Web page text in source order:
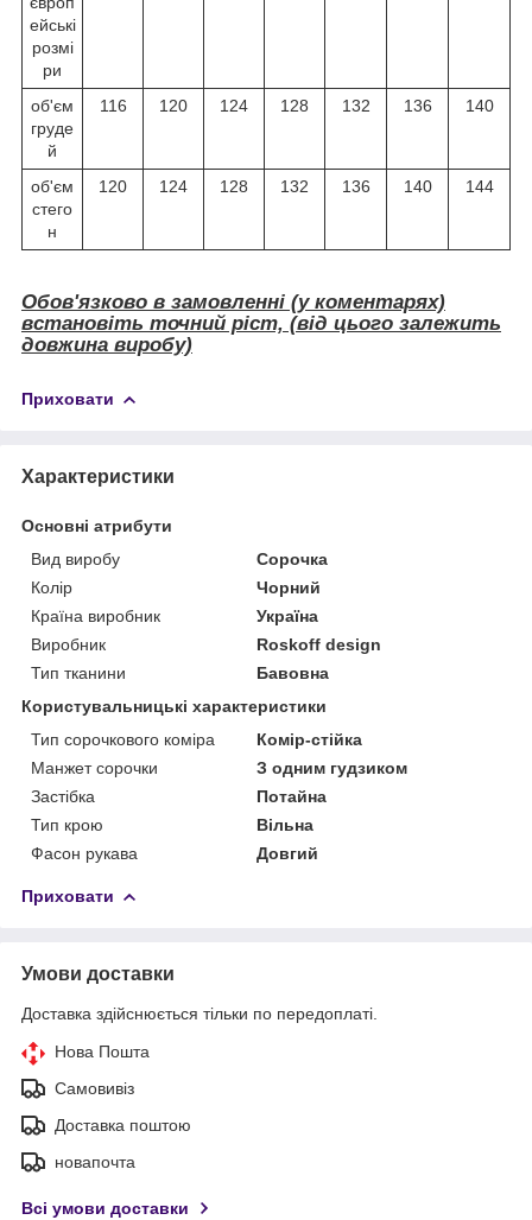
ейські
розмі
ри
об'єм
груде
й
116 120 124 128 132 136 140
об'єм
стего
н
120 124 128 132 136 140 144
Обов'язково в замовленні (у коментарях)
встановіть точний ріст, (від цього залежить
довжина виробу)
Приховати
Характеристики
Основні атрибути
Вид виробу
Сорочка
Колір
Чорний
Країна виробник
Україна
Виробник
Roskoff design
Тип тканини
Бавовна
Користувальницькі характеристики
Тип сорочкового коміра
Комір-стійка
Манжет сорочки
З одним гудзиком
Застібка
Потайна
Тип крою
Вільна
Фасон рукава
Довгий
Приховати
Умови доставки
Доставка здійснюється тільки по передоплаті.
Нова Пошта
Самовивіз
Доставка поштою
новапочта
Всі умови доставки